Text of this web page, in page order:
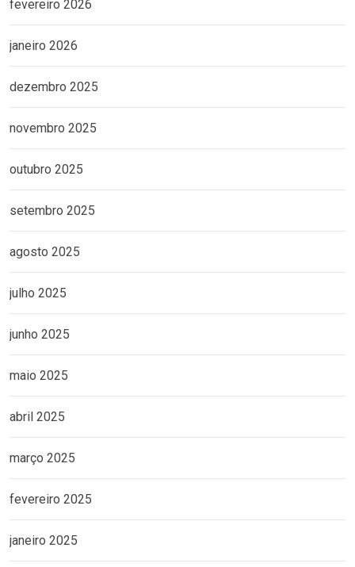
fevereiro 2026
janeiro 2026
dezembro 2025
novembro 2025
outubro 2025
setembro 2025
agosto 2025
julho 2025
junho 2025
maio 2025
abril 2025
março 2025
fevereiro 2025
janeiro 2025